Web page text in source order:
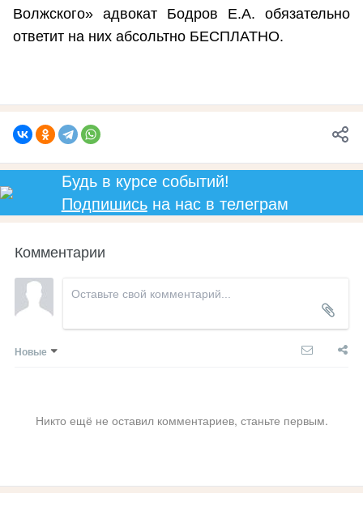
Волжского» адвокат Бодров Е.А. обязательно
ответит на них абсольтно БЕСПЛАТНО.
Будь в курсе событий!
Подпишисьна нас в телеграм
Комментарии
Новые
Никто ещё не оставил комментариев, станьте первым.